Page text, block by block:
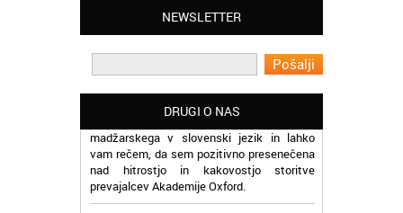
NEWSLETTER
DRUGI O NAS
Oxford, ker so resnično profesionalni in
madžarskega v slovenski jezik in lahko
vam rečem, da sem pozitivno presenečena
nad hitrostjo in kakovostjo storitve
prevajalcev Akademije Oxford.
Jaka iz Bovca: